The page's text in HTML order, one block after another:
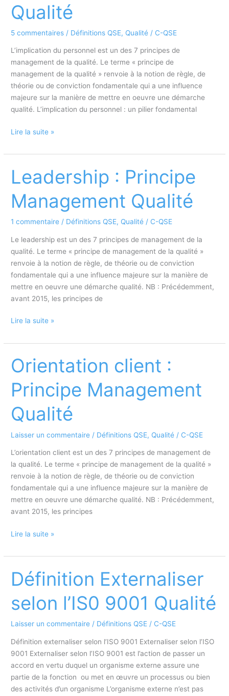
Qualité
5 commentaires / Définitions QSE, Qualité / C-QSE
L’implication du personnel est un des 7 principes de
management de la qualité. Le terme « principe de
management de la qualité » renvoie à la notion de règle, de
théorie ou de conviction fondamentale qui a une influence
majeure sur la manière de mettre en oeuvre une démarche
qualité. L’implication du personnel : un pilier fondamental
Implication
personnel
Principe
Management
la
Qualité
Lire la suite »
Leadership : Principe
Management Qualité
1 commentaire / Définitions QSE, Qualité / C-QSE
Le leadership est un des 7 principes de management de la
qualité. Le terme « principe de management de la qualité »
renvoie à la notion de règle, de théorie ou de conviction
fondamentale qui a une influence majeure sur la manière de
mettre en oeuvre une démarche qualité. NB : Précédemment,
avant 2015, les principes de
Leadership
Principe
Qualité
Lire la suite »
Orientation client :
Principe Management
Qualité
Laisser un commentaire / Définitions QSE, Qualité / C-QSE
L’orientation client est un des 7 principes de management de
la qualité. Le terme « principe de management de la qualité »
renvoie à la notion de règle, de théorie ou de conviction
fondamentale qui a une influence majeure sur la manière de
mettre en oeuvre une démarche qualité. NB : Précédemment,
avant 2015, les principes
Orientation
:
Management
Lire la suite »
Définition Externaliser
selon l’IS0 9001 Qualité
Laisser un commentaire / Définitions QSE / C-QSE
Définition externaliser selon l’ISO 9001 Externaliser selon l’ISO
9001 Externaliser selon l’ISO 9001 est l’action de passer un
accord en vertu duquel un organisme externe assure une
partie de la fonction ou met en œuvre un processus ou bien
des activités d’un organisme L’organisme externe n’est pas